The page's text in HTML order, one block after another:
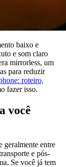
baixo e
e som claro
mirrorless, um
para reduzir
roteiro,
fazer isso.
você
geralmente entre
e pós-
Se você já tem